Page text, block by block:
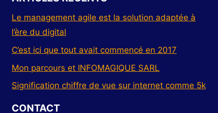
Le management agile est la solution adaptée à
l’ère du digital
C’est ici que tout avait commencé en 2017
Mon parcours et INFOMAGIQUE SARL
Signification chiffre de vue sur internet comme 5k
CONTACT